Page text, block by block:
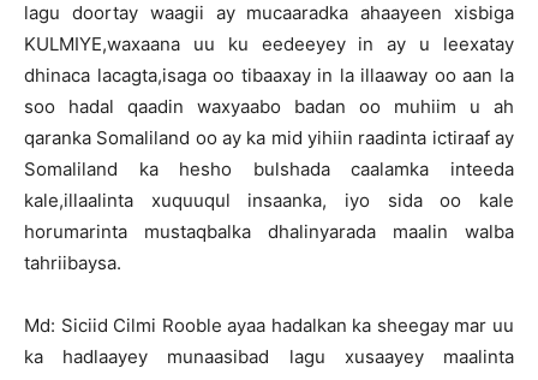
lagu doortay waagii ay mucaaradka ahaayeen xisbiga
KULMIYE,waxaana uu ku eedeeyey in ay u leexatay
dhinaca lacagta,isaga oo tibaaxay in la illaaway oo aan la
soo hadal qaadin waxyaabo badan oo muhiim u ah
qaranka Somaliland oo ay ka mid yihiin raadinta ictiraaf ay
Somaliland ka hesho bulshada caalamka inteeda
kale,illaalinta xuquuqul insaanka, iyo sida oo kale
horumarinta mustaqbalka dhalinyarada maalin walba
tahriibaysa.
Md: Siciid Cilmi Rooble ayaa hadalkan ka sheegay mar uu
ka hadlaayey munaasibad lagu xusaayey maalinta